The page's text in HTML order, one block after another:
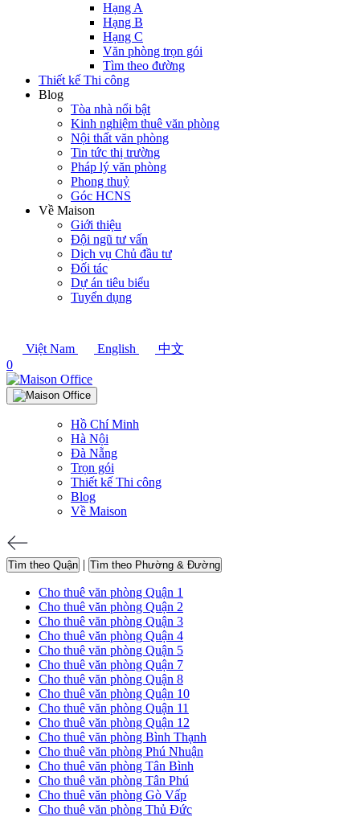
Hạng A
Hạng B
Hạng C
Văn phòng trọn gói
Tìm theo đường
Thiết kế Thi công
Blog
Tòa nhà nổi bật
Kinh nghiệm thuê văn phòng
Nội thất văn phòng
Tin tức thị trường
Pháp lý văn phòng
Phong thuỷ
Góc HCNS
Về Maison
Giới thiệu
Đội ngũ tư vấn
Dịch vụ Chủ đầu tư
Đối tác
Dự án tiêu biểu
Tuyển dụng
Việt Nam English
中文
0
Hồ Chí Minh
Hà Nội
Đà Nẵng
Trọn gói
Thiết kế Thi công
Blog
Về Maison
Tìm theo Quận | Tìm theo Phường & Đường
Cho thuê văn phòng Quận 1
Cho thuê văn phòng Quận 2
Cho thuê văn phòng Quận 3
Cho thuê văn phòng Quận 4
Cho thuê văn phòng Quận 5
Cho thuê văn phòng Quận 7
Cho thuê văn phòng Quận 8
Cho thuê văn phòng Quận 10
Cho thuê văn phòng Quận 11
Cho thuê văn phòng Quận 12
Cho thuê văn phòng Bình Thạnh
Cho thuê văn phòng Phú Nhuận
Cho thuê văn phòng Tân Bình
Cho thuê văn phòng Tân Phú
Cho thuê văn phòng Gò Vấp
Cho thuê văn phòng Thủ Đức